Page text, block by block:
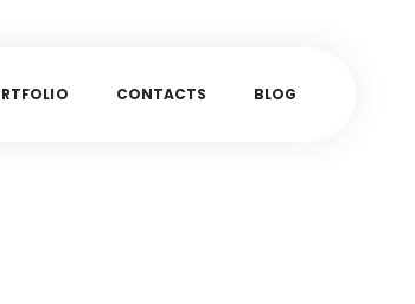
RTFOLIO CONTACTS BLOG